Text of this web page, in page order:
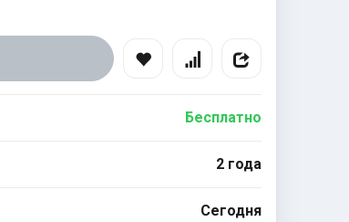
Бесплатно
2 года
Сегодня